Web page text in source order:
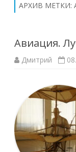
АРХИВ МЕТКИ:
Авиация.
Дмитрий